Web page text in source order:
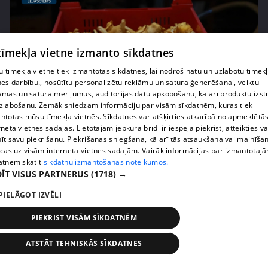
pirms 1 nedēļas, 3 dienām 00:02:49
Ogas un sēnes šogad dārgākas, bet uzpirkšanas
punktos to krietni mazāk
409. epizode
vietne izmanto sīkdatnes
tīmekļa vietnē tiek izmantotas sīkdatnes, lai nodrošinātu un uzlabotu
darbību., nosūtītu personalizētu reklāmu un satura ģenerēšanai, veiktu
un satura mērījumus, auditorijas datu apkopošanu, kā arī produktu
Zemāk sniedzam informāciju par visām sīkdatnēm, kuras tiek
mūsu tīmekļa vietnēs. Sīkdatnes var atšķirties atkarībā no
vietnes sadaļas. Lietotājam jebkurā brīdī ir iespēja piekrist, atteikties
savu piekrišanu. Piekrišanas sniegšana, kā arī tās atsaukšana vai
uz visām interneta vietnes sadaļām. Vairāk informācijas par
skatīt sīkdatņu izmantošanas noteikumos.
VISUS PARTNERUS (1718) →
IZVĒLI
PIEKRIST VISĀM SĪKDATNĒM
ATSTĀT TEHNISKĀS SĪKDATNES